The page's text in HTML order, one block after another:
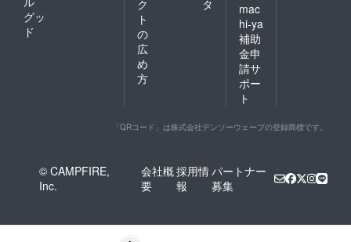
グッ
ド
ク
ト
の
広
め
方
タ
mac
hi-ya
補助
金申
請サ
ポー
ト
「QRコード」は株式会社デンソーウェーブの登録商標です。
© CAMPFIRE,
Inc.
会社概
要
採用情
報
パートナー
募集